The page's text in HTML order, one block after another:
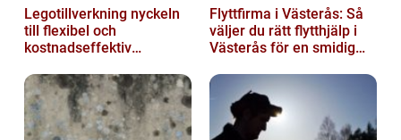
Legotillverkning nyckeln
till flexibel och
kostnadseffektiv
Flyttfirma i Västerås: Så
väljer du rätt flytthjälp i
Västerås för en smidig